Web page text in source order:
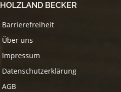
HOLZLAND BECKER
Barrierefreiheit
Über uns
Impressum
Datenschutzerklärung
AGB